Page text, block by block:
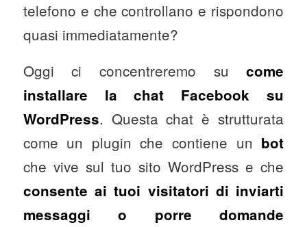
telefono e che controllano e rispondono
quasi immediatamente?
Oggi ci concentreremo sucome
installare la chat Facebook su
WordPress. Questa chat è strutturata
come un plugin che contiene un bot
che vive sul tuo sito WordPress e che
consente ai tuoi visitatori di inviarti
messaggi o porre domande